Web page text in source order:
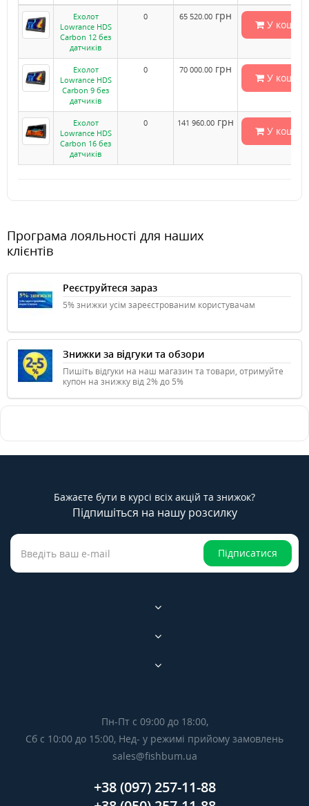
Ехолот
Lowrance HDS
Carbon 12 без
датчиків
0 65 520.00 грн
У кошик
Ехолот
Lowrance HDS
Carbon 9 без
датчиків
0 70 000.00 грн
У кошик
Ехолот
Lowrance HDS
Carbon 16 без
датчиків
0 141 960.00 грн
У кошик
Програма лояльності для наших
клієнтів
Реєструйтеся зараз
5% знижки усім зареєстрованим користувачам
Знижки за відгуки та обзори
Пишіть відгуки на наш магазин та товари, отримуйте
купон на знижку від 2% до 5%
Бажаєте бути в курсі всіх акцій та знижок?
Підпишіться на нашу розсилку
Підписатися
Пн-Пт с 09:00 до 18:00,
Сб с 10:00 до 15:00, Нед- у режимі прийому замовлень
sales@fishbum.ua
+38 (097) 257-11-88